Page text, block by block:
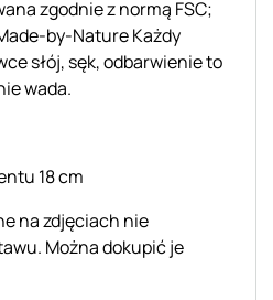
zgodnie z normą FSC;
by-NatureKażdy
słój, sęk, odbarwienie to
wada.
18 cm
na zdjęciach nie
Można dokupić je